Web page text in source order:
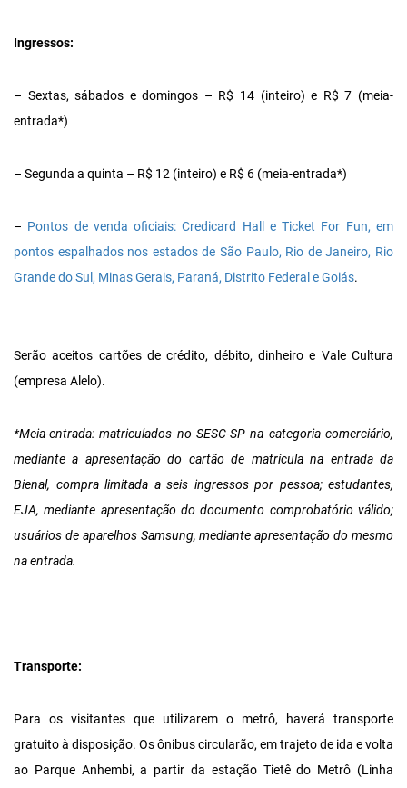
Ingressos:
– Sextas, sábados e domingos – R$ 14 (inteiro) e R$ 7 (meia-
entrada*)
– Segunda a quinta – R$ 12 (inteiro) e R$ 6 (meia-entrada*)
– Pontos de venda oficiais: Credicard Hall e Ticket For Fun, em
pontos espalhados nos estados de São Paulo, Rio de Janeiro, Rio
Grande do Sul, Minas Gerais, Paraná, Distrito Federal e Goiás.
Serão aceitos cartões de crédito, débito, dinheiro e Vale Cultura
(empresa Alelo).
*Meia-entrada: matriculados no SESC-SP na categoria comerciário,
mediante a apresentação do cartão de matrícula na entrada da
Bienal, compra limitada a seis ingressos por pessoa; estudantes,
EJA, mediante apresentação do documento comprobatório válido;
usuários de aparelhos Samsung, mediante apresentação do mesmo
na entrada.
Transporte:
Para os visitantes que utilizarem o metrô, haverá transporte
gratuito à disposição. Os ônibus circularão, em trajeto de ida e volta
ao Parque Anhembi, a partir da estação Tietê do Metrô (Linha